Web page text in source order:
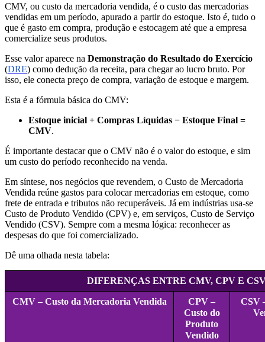
CMV, ou custo da mercadoria vendida, é o custo das mercadorias
vendidas em um período, apurado a partir do estoque. Isto é, tudo o
que é gasto em compra, produção e estocagem até que a empresa
comercialize seus produtos.
Esse valor aparece na Demonstração do Resultado do Exercício
(DRE) como dedução da receita, para chegar ao lucro bruto. Por
isso, ele conecta preço de compra, variação de estoque e margem.
Esta é a fórmula básica do CMV:
Estoque inicial + Compras Líquidas − Estoque Final =
CMV.
É importante destacar que o CMV não é o valor do estoque, e sim
um custo do período reconhecido na venda.
Em síntese, nos negócios que revendem, o Custo de Mercadoria
Vendida reúne gastos para colocar mercadorias em estoque, como
frete de entrada e tributos não recuperáveis. Já em indústrias usa-se
Custo de Produto Vendido (CPV) e, em serviços, Custo de Serviço
Vendido (CSV). Sempre com a mesma lógica: reconhecer as
despesas do que foi comercializado.
Dê uma olhada nesta tabela:
DIFERENÇAS ENTRE CMV, CPV E
CMV – Custo da Mercadoria Vendida
CPV –
Custo do
Produto
Vendido
CSV